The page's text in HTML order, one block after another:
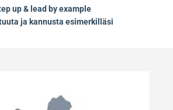
up & lead by example
ja kannusta esimerkilläsi